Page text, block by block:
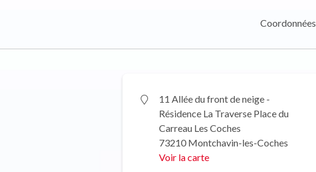
Coordonnées
11 Allée du front de neige -
Résidence La Traverse Place du
Carreau Les Coches
73210 Montchavin-les-Coches
Voir la carte